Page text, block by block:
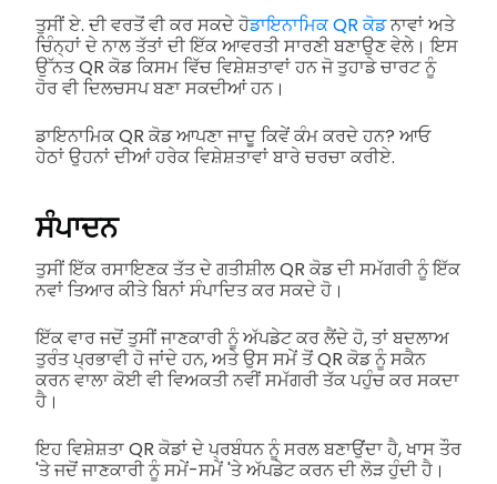
ਤੁਸੀਂ ਏ. ਦੀ ਵਰਤੋਂ ਵੀ ਕਰ ਸਕਦੇ ਹੋਡਾਇਨਾਮਿਕ QR ਕੋਡਨਾਵਾਂ ਅਤੇ
ਚਿੰਨ੍ਹਾਂ ਦੇ ਨਾਲ ਤੱਤਾਂ ਦੀ ਇੱਕ ਆਵਰਤੀ ਸਾਰਣੀ ਬਣਾਉਣ ਵੇਲੇ। ਇਸ
ਉੱਨਤ QR ਕੋਡ ਕਿਸਮ ਵਿੱਚ ਵਿਸ਼ੇਸ਼ਤਾਵਾਂ ਹਨ ਜੋ ਤੁਹਾਡੇ ਚਾਰਟ ਨੂੰ
ਹੋਰ ਵੀ ਦਿਲਚਸਪ ਬਣਾ ਸਕਦੀਆਂ ਹਨ।
ਡਾਇਨਾਮਿਕ QR ਕੋਡ ਆਪਣਾ ਜਾਦੂ ਕਿਵੇਂ ਕੰਮ ਕਰਦੇ ਹਨ? ਆਓ
ਹੇਠਾਂ ਉਹਨਾਂ ਦੀਆਂ ਹਰੇਕ ਵਿਸ਼ੇਸ਼ਤਾਵਾਂ ਬਾਰੇ ਚਰਚਾ ਕਰੀਏ.
ਸੰਪਾਦਨ
ਤੁਸੀਂ ਇੱਕ ਰਸਾਇਣਕ ਤੱਤ ਦੇ ਗਤੀਸ਼ੀਲ QR ਕੋਡ ਦੀ ਸਮੱਗਰੀ ਨੂੰ ਇੱਕ
ਨਵਾਂ ਤਿਆਰ ਕੀਤੇ ਬਿਨਾਂ ਸੰਪਾਦਿਤ ਕਰ ਸਕਦੇ ਹੋ।
ਇੱਕ ਵਾਰ ਜਦੋਂ ਤੁਸੀਂ ਜਾਣਕਾਰੀ ਨੂੰ ਅੱਪਡੇਟ ਕਰ ਲੈਂਦੇ ਹੋ, ਤਾਂ ਬਦਲਾਅ
ਤੁਰੰਤ ਪ੍ਰਭਾਵੀ ਹੋ ਜਾਂਦੇ ਹਨ, ਅਤੇ ਉਸ ਸਮੇਂ ਤੋਂ QR ਕੋਡ ਨੂੰ ਸਕੈਨ
ਕਰਨ ਵਾਲਾ ਕੋਈ ਵੀ ਵਿਅਕਤੀ ਨਵੀਂ ਸਮੱਗਰੀ ਤੱਕ ਪਹੁੰਚ ਕਰ ਸਕਦਾ
ਹੈ।
ਇਹ ਵਿਸ਼ੇਸ਼ਤਾ QR ਕੋਡਾਂ ਦੇ ਪ੍ਰਬੰਧਨ ਨੂੰ ਸਰਲ ਬਣਾਉਂਦਾ ਹੈ, ਖਾਸ ਤੌਰ
'ਤੇ ਜਦੋਂ ਜਾਣਕਾਰੀ ਨੂੰ ਸਮੇਂ-ਸਮੇਂ 'ਤੇ ਅੱਪਡੇਟ ਕਰਨ ਦੀ ਲੋੜ ਹੁੰਦੀ ਹੈ।